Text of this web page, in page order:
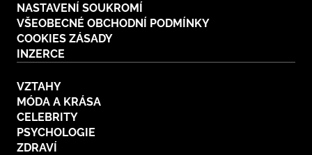
NASTAVENÍ SOUKROMÍ
VŠEOBECNÉ OBCHODNÍ PODMÍNKY
COOKIES ZÁSADY
INZERCE
VZTAHY
MÓDA A KRÁSA
CELEBRITY
PSYCHOLOGIE
ZDRAVÍ